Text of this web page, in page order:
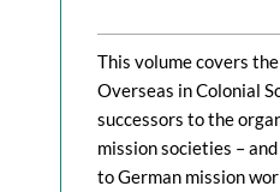
This volume covers
Overseas in Colonial
successors to the
mission societies –
to German mission